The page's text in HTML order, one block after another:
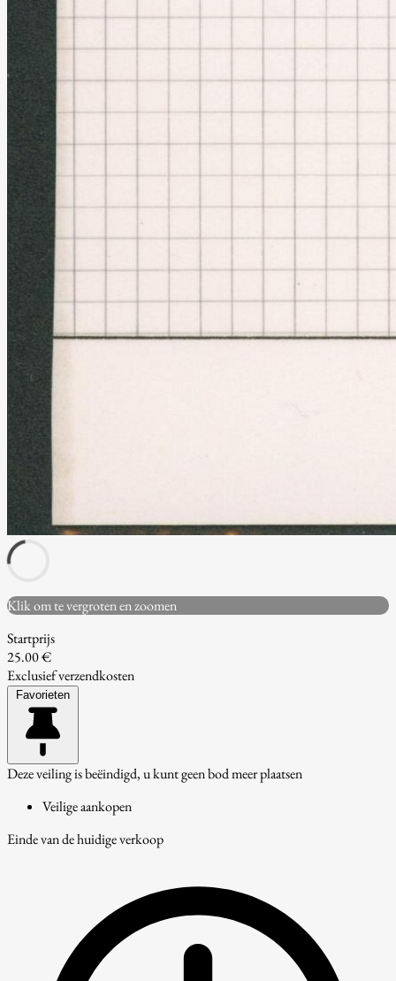
Klik om te vergroten en zoomen
Startprijs
25.00 €
Exclusief verzendkosten
Favorieten
Deze veiling is beëindigd, u kunt geen bod meer plaatsen
Veilige aankopen
Einde van de huidige verkoop